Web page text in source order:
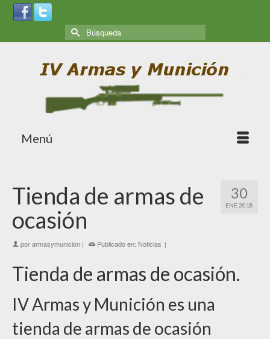
Menú
30
ENE 2018
Tienda de armas de
ocasión
porarmasymunicion | Publicado en: Noticias |
Tienda de armas de ocasión.
IV Armas y Munición es una
tienda de armas de ocasión